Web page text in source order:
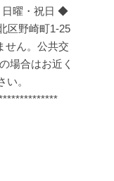
曜・祝日 ◆
区野崎町1-25
ん。公共交
場合はお近く
。